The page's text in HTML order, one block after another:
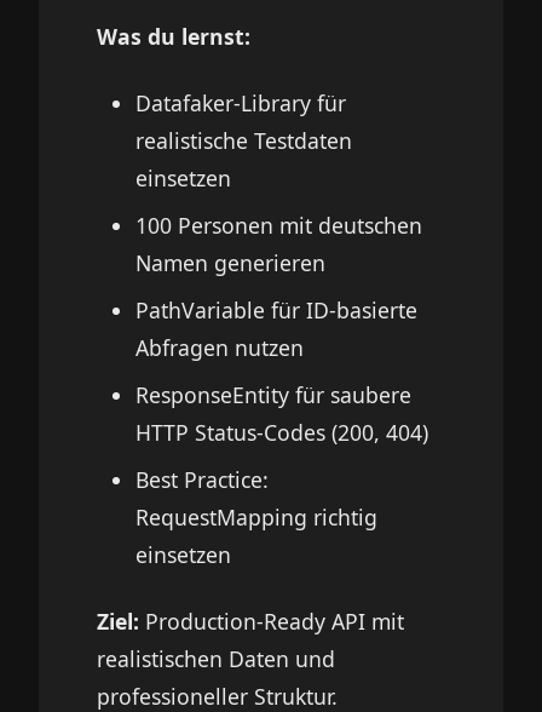
Was du lernst:
Datafaker-Library für
realistische Testdaten
einsetzen
100 Personen mit deutschen
Namen generieren
PathVariable für ID-basierte
Abfragen nutzen
ResponseEntity für saubere
HTTP Status-Codes (200, 404)
Best Practice:
RequestMapping richtig
einsetzen
Ziel: Production-Ready API mit
realistischen Daten und
professioneller Struktur.